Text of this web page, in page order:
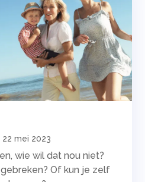
22 mei 2023
wie wil dat nou niet?
Of kun je zelf